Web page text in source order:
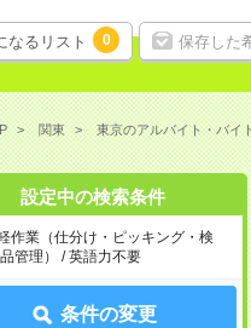
なるリスト 0 保存した
関東 東京のアルバイト・バイ
設定中の検索条件
作業（仕分け・ピッキング・検
管理） / 英語力不要
条件の変更